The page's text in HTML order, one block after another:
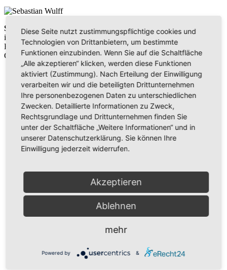
Sebastian Wulff
ist ausgebildeter Maschinenbautechniker und studierte Theologie in
Bogenhofen. Als Pastor betreut er die Gemeinden Ulm und
Günzburg.
Wir benötigen Ihre Zustimmung, um den
Issuu-Service zu laden!
Wir verwenden Issuu, um Inhalte einzubetten. Dieser
lesen Sie die Details durch und stimmen Sie der Nutzung
des Service zu, um diese Inhalte anzuzeigen.
Mehr Informationen
Usercentrics Consent Management Platform
Diese Seite nutzt zustimmungspflichtige cookies und
Technologien von Drittanbietern, um bestimmte
Funktionen einzubinden. Wenn Sie auf die Schaltfläche
„Alle akzeptieren“ klicken, werden diese Funktionen
aktiviert (Zustimmung). Nach Erteilung der Einwilligung
verarbeiten wir und die beteiligten Drittunternehmen
Ihre personenbezogenen Daten zu unterschiedlichen
Zwecken. Detaillierte Informationen zu Zweck,
Rechtsgrundlage und Drittunternehmen finden Sie
unter der Schaltfläche „Weitere Informationen“ und in
unserer Datenschutzerklärung. Sie können Ihre
Einwilligung jederzeit widerrufen.
Akzeptieren
Ablehnen
mehr
Powered by &